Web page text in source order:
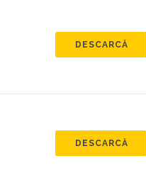
DESCARCĂ
DESCARCĂ